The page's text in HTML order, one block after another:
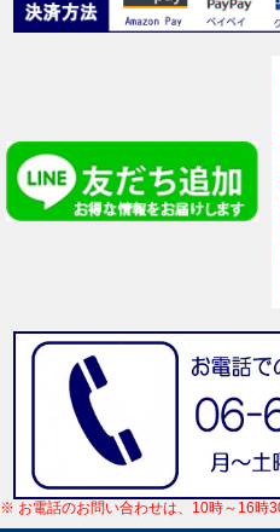
※ お電話のお問い合わせは、10時～16時